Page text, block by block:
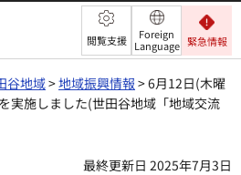
閲覧支援
Foreign
Language 緊急情報
谷地域>地域振興情報 > 6月12日(木曜
実施しました(世田谷地域「地域交流
最終更新日 2025年7月3日